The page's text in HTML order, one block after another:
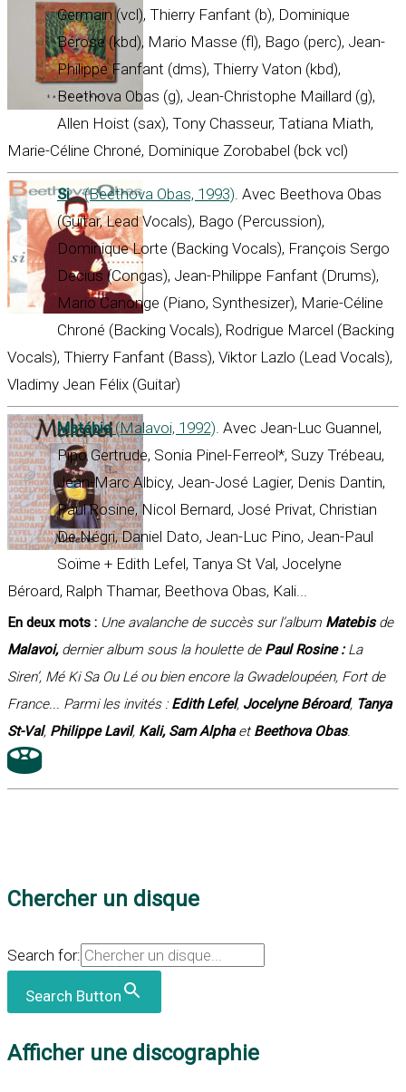
Germain (vcl), Thierry Fanfant (b), Dominique
Bérose (kbd), Mario Masse (fl), Bago (perc), Jean-
Philippe Fanfant (dms), Thierry Vaton (kbd),
Beethova Obas (g), Jean-Christophe Maillard (g),
Allen Hoist (sax), Tony Chasseur, Tatiana Miath,
Marie-Céline Chroné, Dominique Zorobabel (bck vcl)
Si...(Beethova Obas, 1993). Avec Beethova Obas
(Guitar, Lead Vocals), Bago (Percussion),
Dominique Lorte (Backing Vocals), François Sergo
Decius (Congas), Jean-Philippe Fanfant (Drums),
Mario Canonge (Piano, Synthesizer), Marie-Céline
Chroné (Backing Vocals), Rodrigue Marcel (Backing
Vocals), Thierry Fanfant (Bass), Viktor Lazlo (Lead Vocals),
Vladimy Jean Félix (Guitar)
Matébis(Malavoi, 1992). Avec Jean-Luc Guannel,
Pipo Gertrude, Sonia Pinel-Ferreol*, Suzy Trébeau,
Jean-Marc Albicy, Jean-José Lagier, Denis Dantin,
Paul Rosine, Nicol Bernard, José Privat, Christian
De Négri, Daniel Dato, Jean-Luc Pino, Jean-Paul
Soïme + Edith Lefel, Tanya St Val, Jocelyne
Béroard, Ralph Thamar, Beethova Obas, Kali...
En deux mots : Une avalanche de succès sur l’album Matebisde
Malavoi, dernier album sous la houlette de Paul Rosine :La
Siren’, Mé Ki Sa Ou Lé ou bien encore la Gwadeloupéen, Fort de
France... Parmi les invités : Edith Lefel, Jocelyne Béroard, Tanya
St-Val, Philippe Lavil, Kali, Sam AlphaetBeethova Obas.
Chercher un disque
Search for:
Search Button
Afficher une discographie